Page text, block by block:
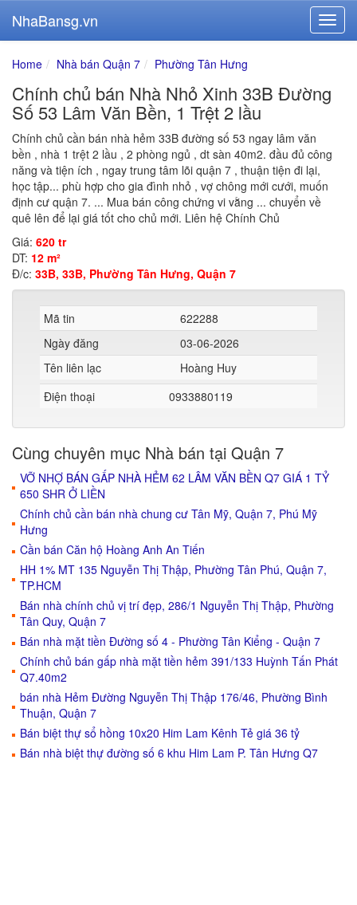
NhaBansg.vn
Home Nhà bán Quận 7 Phường Tân Hưng
Chính chủ bán Nhà Nhỏ Xinh 33B Đường
Số 53 Lâm Văn Bền, 1 Trệt 2 lầu
Chính chủ cần bán nhà hẻm 33B đường số 53 ngay lâm văn
bền , nhà 1 trệt 2 lầu , 2 phòng ngủ , dt sàn 40m2. đầu đủ công
năng và tiện ích , ngay trung tâm lõi quận 7 , thuận tiện đi lại,
học tập... phù hợp cho gia đình nhỏ , vợ chông mới cưới, muốn
định cư quận 7. ... Mua bán công chứng vi vằng ... chuyển về
quê lên để lại giá tốt cho chủ mới. Liên hệ Chính Chủ
Giá: 620 tr
DT: 12 m²
Đ/c: 33B, 33B, Phường Tân Hưng, Quận 7
Mã tin
622288
Ngày đăng
03-06-2026
Tên liên lạc
Hoàng Huy
Điện thoại
0933880119
Cùng chuyên mục Nhà bán tại Quận 7
VỠ NHỢ BÁN GẤP NHÀ HẺM 62 LÂM VĂN BỀN Q7 GIÁ 1 TỶ
650 SHR Ở LIỀN
Chính chủ cần bán nhà chung cư Tân Mỹ, Quận 7, Phú Mỹ
Hưng
Cần bán Căn hộ Hoàng Anh An Tiến
HH 1% MT 135 Nguyễn Thị Thập, Phường Tân Phú, Quận 7,
TP.HCM
Bán nhà chính chủ vị trí đẹp, 286/1 Nguyễn Thị Thập, Phường
Tân Quy, Quận 7
Bán nhà mặt tiền Đường số 4 - Phường Tân Kiểng - Quận 7
Chính chủ bán gấp nhà mặt tiền hẻm 391/133 Huỳnh Tấn Phát
Q7.40m2
bán nhà Hẻm Đường Nguyễn Thị Thập 176/46, Phường Bình
Thuận, Quận 7
Bán biệt thự sổ hồng 10x20 Him Lam Kênh Tẻ giá 36 tỷ
Bán nhà biệt thự đường số 6 khu Him Lam P. Tân Hưng Q7